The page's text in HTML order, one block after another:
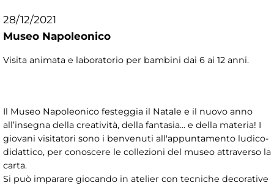
28/12/2021
Museo Napoleonico
Visita animata e laboratorio per bambini dai 6 ai 12 anni.
Il Museo Napoleonico festeggia il Natale e il nuovo anno
all’insegna della creatività, della fantasia... e della materia! I
giovani visitatori sono i benvenuti all'appuntamento ludico-
didattico, per conoscere le collezioni del museo attraverso la
carta.
Si può imparare giocando in atelier con tecniche decorative